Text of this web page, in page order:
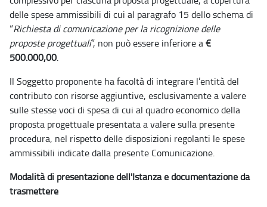
delle spese ammissibili di cui al paragrafo 15 dello schema di
“Richiesta di comunicazione per la ricognizione delle
proposte progettuali”, non può essere inferiore a€
500.000,00.
Il Soggetto proponente ha facoltà di integrare l’entità del
contributo con risorse aggiuntive, esclusivamente a valere
sulle stesse voci di spesa di cui al quadro economico della
proposta progettuale presentata a valere sulla presente
procedura, nel rispetto delle disposizioni regolanti le spese
ammissibili indicate dalla presente Comunicazione.
Modalità di presentazione dell'Istanza e documentazione da
trasmettere